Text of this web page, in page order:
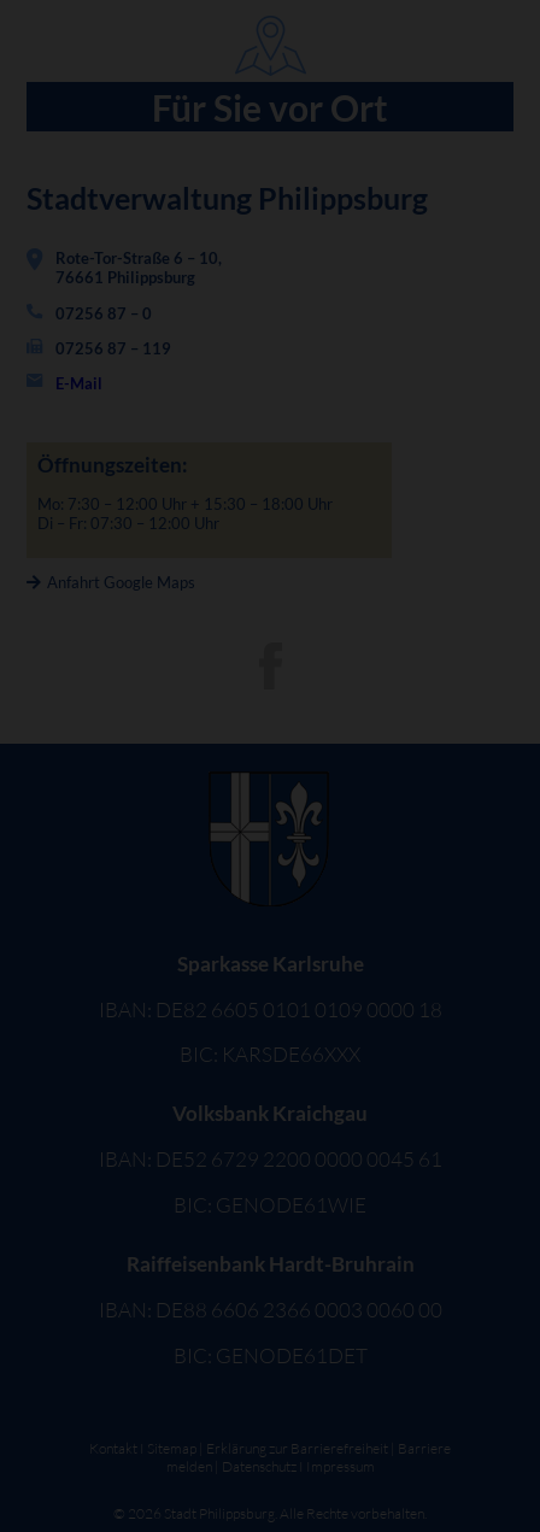
Für Sie vor Ort
Stadtverwaltung Philippsburg
Rote-Tor-Straße 6 – 10,
76661 Philippsburg
07256 87 – 0
07256 87 – 119
E-Mail
Öffnungszeiten:
Mo: 7:30 – 12:00 Uhr + 15:30 – 18:00 Uhr
Di – Fr: 07:30 – 12:00 Uhr
Anfahrt Google Maps
Sparkasse Karlsruhe
IBAN: DE82 6605 0101 0109 0000 18
BIC: KARSDE66XXX
Volksbank Kraichgau
IBAN: DE52 6729 2200 0000 0045 61
BIC: GENODE61WIE
Raiffeisenbank Hardt-Bruhrain
IBAN: DE88 6606 2366 0003 0060 00
BIC: GENODE61DET
© 2026 Stadt Philippsburg. Alle Rechte vorbehalten.
Kontakt Sitemap Erklärung zur Barrierefreiheit Barriere
melden
DatenschutzI Impressum